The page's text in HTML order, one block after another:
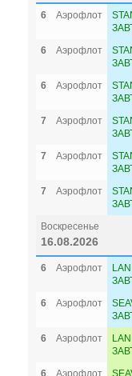
6 Аэрофлот
6
Аэрофлот
6
Аэрофлот
7
Аэрофлот
7
Аэрофлот
7
Аэрофлот
Воскресенье
16.08.2026
6 Аэрофлот
6
Аэрофлот
6
Аэрофлот
6
Аэрофлот